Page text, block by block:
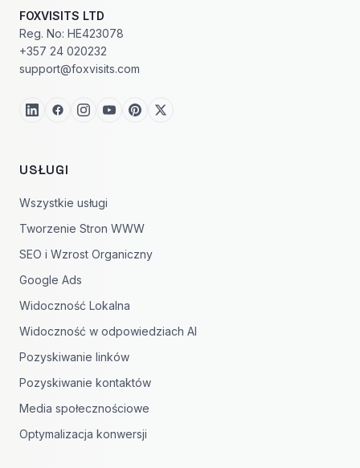
FOXVISITS LTD
Reg. No: HE423078
+357 24 020232
support@foxvisits.com
USŁUGI
Wszystkie usługi
Tworzenie Stron WWW
SEO i Wzrost Organiczny
Google Ads
Widoczność Lokalna
Widoczność w odpowiedziach AI
Pozyskiwanie linków
Pozyskiwanie kontaktów
Media społecznościowe
Optymalizacja konwersji